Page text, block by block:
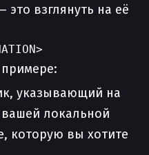
это взглянуть на её
указывающий на
локальной
которую вы хотите